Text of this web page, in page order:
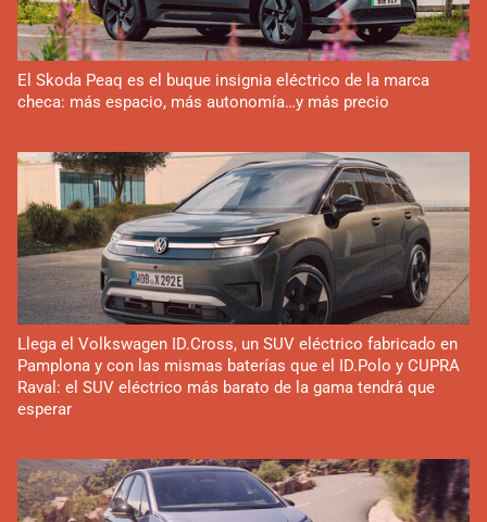
El Skoda Peaq es el buque insignia eléctrico de la marca
checa: más espacio, más autonomía…y más precio
Llega el Volkswagen ID.Cross, un SUV eléctrico fabricado en
Pamplona y con las mismas baterías que el ID.Polo y CUPRA
Raval: el SUV eléctrico más barato de la gama tendrá que
esperar